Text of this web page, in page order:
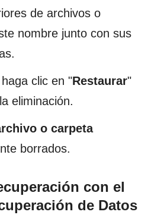
de archivos o
nombre junto con sus
clic en "Restaurar"
eliminación.
o carpeta
borrados.
con el
de Datos